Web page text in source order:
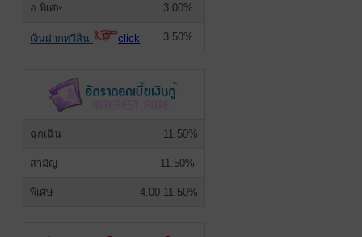
อ.พิเศษ 3.00%
เงินฝากทวีสิน click 3.50%
ฉุกเฉิน 11.50%
สามัญ 11.50%
พิเศษ 4.00-11.50%